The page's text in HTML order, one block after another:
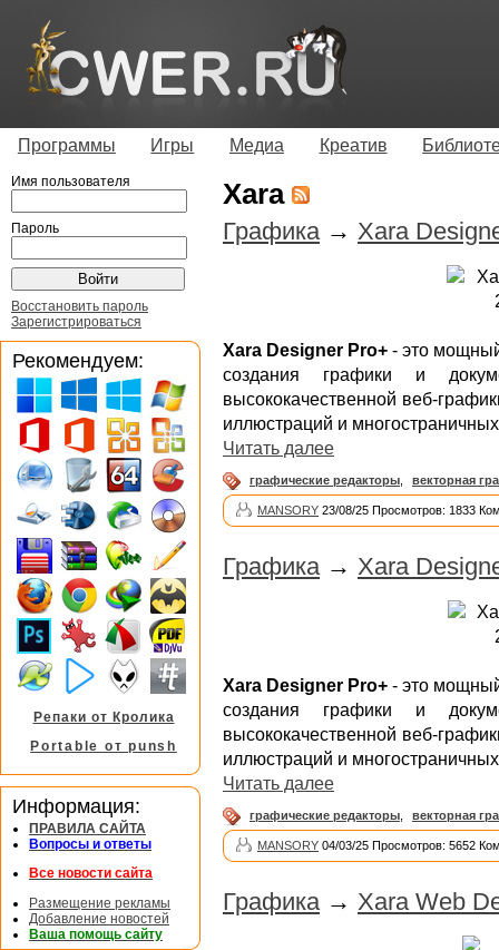
Программы Игры Медиа Креатив
Xara
Графика → Xara
Xara Designer Pro+ - это
создания графики и
высококачественной веб-
иллюстраций и
Читать далее
графические редакторы векторная
MANSORY 23/08/25 Просмотров: 1833
Графика → Xara
Xara Designer Pro+ - это
создания графики и
высококачественной веб-
иллюстраций и
Читать далее
графические редакторы векторная
MANSORY 04/03/25 Просмотров: 5652
Графика→ Xara Web
Имя пользователя
Пароль
Восстановить пароль
Зарегистрироваться
Рекомендуем:
Репаки от Кролика
Portable от punsh
Информация:
ПРАВИЛА САЙТА
Вопросы и ответы
Все новости сайта
Размещение рекламы
Добавление новостей
Ваша помощь сайту